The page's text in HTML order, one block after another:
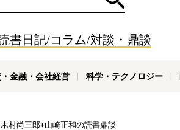
検索
書日記/コラム/対談・鼎談
金融・会社経営 科学・テクノロジー
村尚三郎+山崎正和の読書鼎談